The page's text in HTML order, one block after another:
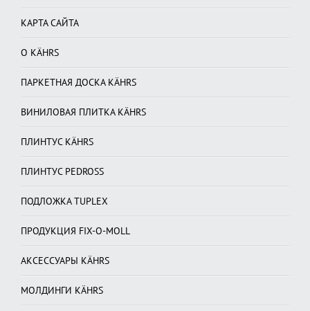
КАРТА САЙТА
О KÄHRS
ПАРКЕТНАЯ ДОСКА KÄHRS
ВИНИЛОВАЯ ПЛИТКА KÄHRS
ПЛИНТУС KÄHRS
ПЛИНТУС PEDROSS
ПОДЛОЖКА TUPLEX
ПРОДУКЦИЯ FIX-O-MOLL
АКСЕССУАРЫ KÄHRS
МОЛДИНГИ KÄHRS